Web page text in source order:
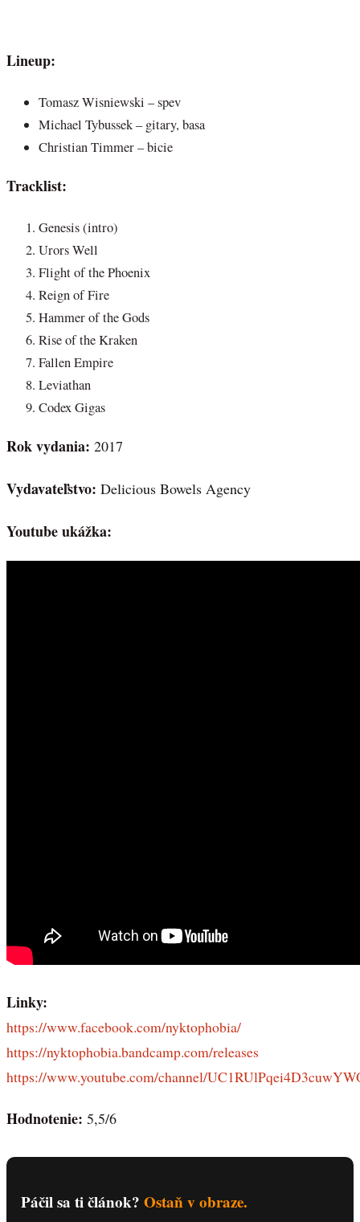
Lineup:
Tomasz Wisniewski – spev
Michael Tybussek – gitary, basa
Christian Timmer – bicie
Tracklist:
Genesis (intro)
Urors Well
Flight of the Phoenix
Reign of Fire
Hammer of the Gods
Rise of the Kraken
Fallen Empire
Leviathan
Codex Gigas
Rok vydania: 2017
Vydavateľstvo: Delicious Bowels Agency
Youtube ukážka:
Linky:
https://www.facebook.com/nyktophobia/
https://nyktophobia.bandcamp.com/releases
https://www.youtube.com/channel/
Hodnotenie: 5,5/6
Páčil sa ti článok? Ostaň v obraze.